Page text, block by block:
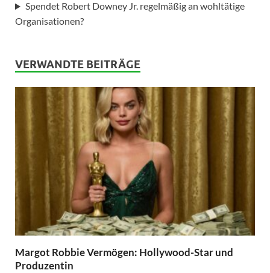
Spendet Robert Downey Jr. regelmäßig an wohltätige
Organisationen?
VERWANDTE BEITRÄGE
Margot Robbie Vermögen: Hollywood-Star und
Produzentin